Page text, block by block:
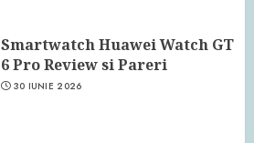
Smartwatch Huawei Watch GT
6 Pro Review si Pareri
30 IUNIE 2026